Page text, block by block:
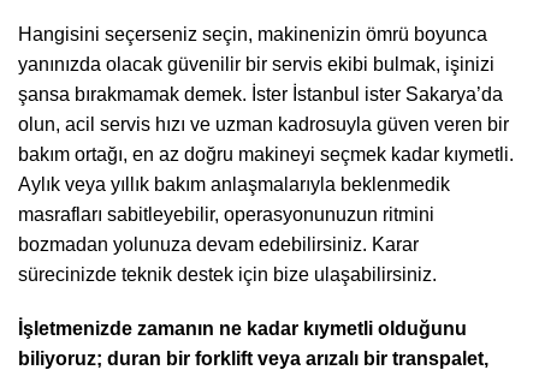
Hangisini seçerseniz seçin, makinenizin ömrü boyunca
yanınızda olacak güvenilir bir servis ekibi bulmak, işinizi
şansa bırakmamak demek. İster İstanbul ister Sakarya’da
olun, acil servis hızı ve uzman kadrosuyla güven veren bir
bakım ortağı, en az doğru makineyi seçmek kadar kıymetli.
Aylık veya yıllık bakım anlaşmalarıyla beklenmedik
masrafları sabitleyebilir, operasyonunuzun ritmini
bozmadan yolunuza devam edebilirsiniz. Karar
sürecinizde teknik destek için bize ulaşabilirsiniz.
İşletmenizde zamanın ne kadar kıymetli olduğunu
biliyoruz; duran bir forklift veya arızalı bir transpalet,